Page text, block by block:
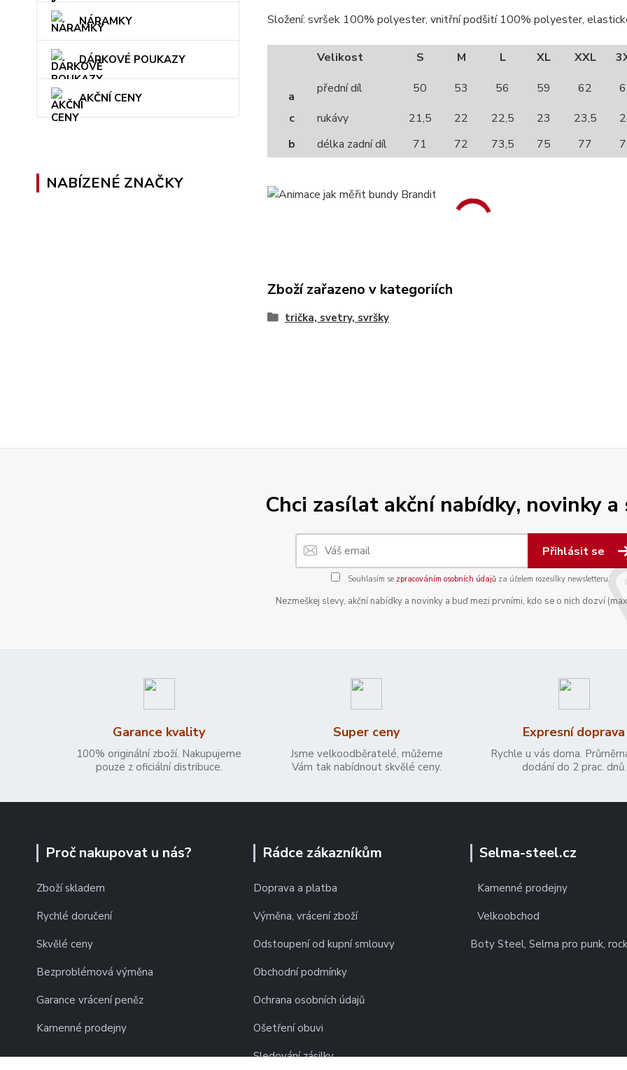
NÁRAMKY
DÁRKOVÉ POUKAZY
AKČNÍ CENY
NABÍZENÉ ZNAČKY
Složení: svršek 100% polyester, vnitřní podšití 100% polyester,
Velikost S M L XL XXL
a
přední díl 50 53 56 59 62
c
rukávy 21,5 22 22,5 23 23,5
b
délka zadní díl 71 72 73,5 75 77
Zboží zařazeno v kategoriích
trička, svetry, svršky
Chci zasílat akční nabídky, novinky a
Přihlásit se
Souhlasím se zpracováním osobních údajůza účelem rozesílky newsletteru.
Nezmeškej slevy, akční nabídky a novinky a buď mezi prvními, kdo se o nich dozví
Garance kvality
100% originální zboží. Nakupujeme
pouze z oficiální distribuce.
Super ceny
Jsme velkoodběratelé, můžeme
Vám tak nabídnout skvělé ceny.
Expresní doprava
Rychle u vás doma.
dodání do 2 prac. dnů.
Proč nakupovat u nás?
Zboží skladem
Rychlé doručení
Skvělé ceny
Bezproblémová výměna
Garance vrácení peněz
Kamenné prodejny
Rádce zákazníkům
Doprava a platba
Výměna, vrácení zboží
Odstoupení od kupní smlouvy
Obchodní podmínky
Ochrana osobních údajů
Ošetření obuvi
Sledování zásilky
Selma-steel.cz
Kamenné prodejny
Velkoobchod
Boty Steel, Selma pro punk,